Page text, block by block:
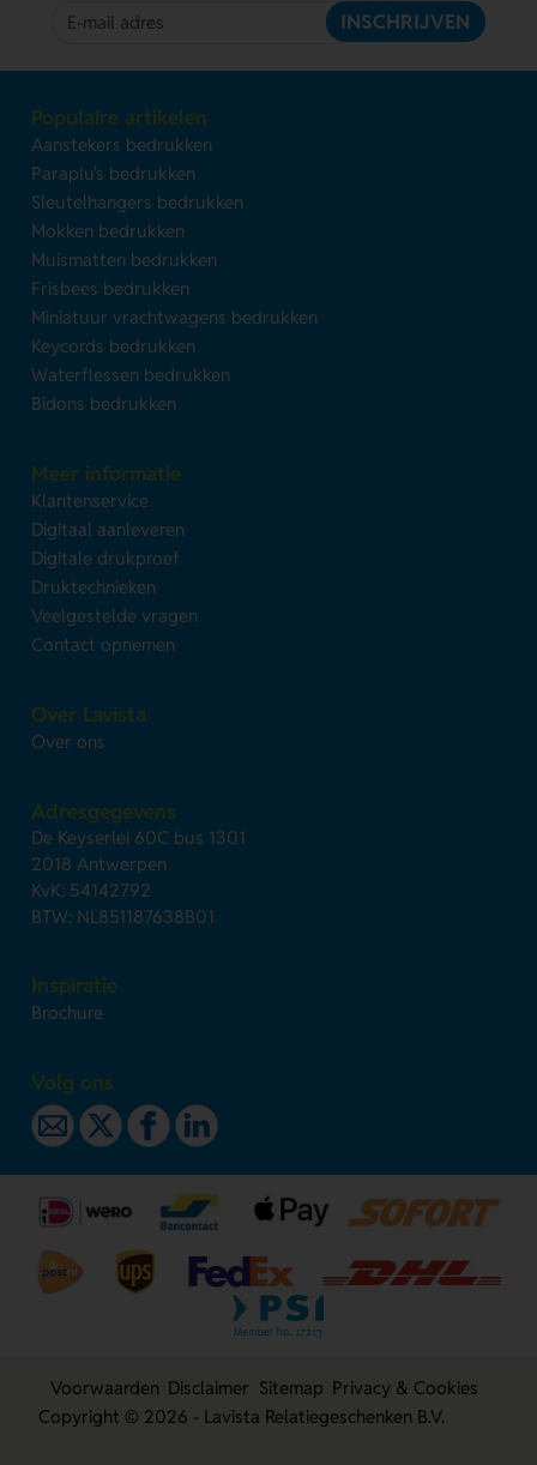
INSCHRIJVEN
Populaire artikelen
Aanstekers bedrukken
Paraplu's bedrukken
Sleutelhangers bedrukken
Mokken bedrukken
Muismatten bedrukken
Frisbees bedrukken
Miniatuur vrachtwagens bedrukken
Keycords bedrukken
Waterflessen bedrukken
Bidons bedrukken
Meer informatie
Klantenservice
Digitaal aanleveren
Digitale drukproef
Druktechnieken
Veelgestelde vragen
Contact opnemen
Over Lavista
Over ons
Adresgegevens
De Keyserlei 60C bus 1301
2018 Antwerpen
KvK: 54142792
BTW: NL851187638B01
Inspiratie
Brochure
Volg ons
Voorwaarden Disclaimer Sitemap Privacy & Cookies
Copyright © 2026 - Lavista Relatiegeschenken B.V.